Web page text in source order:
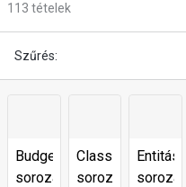
113 tételek
Szűrés:
Budgetline
sorozat
Classico
sorozat
Entitás-
sorozat